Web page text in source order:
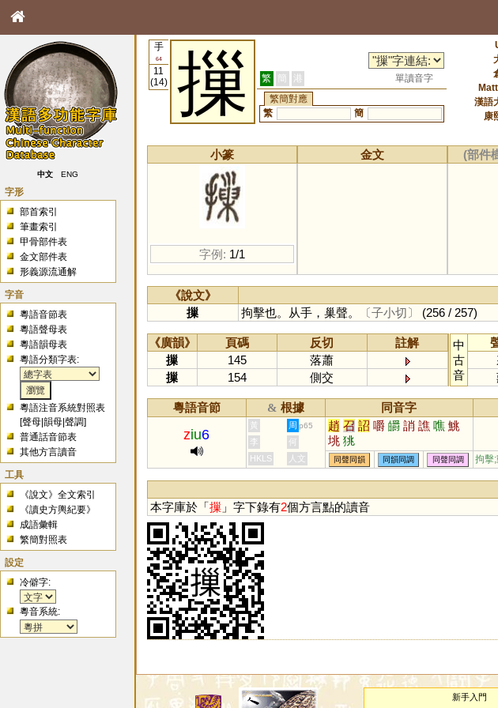
中文 ENG
字形
部首索引
筆畫索引
甲骨部件表
金文部件表
形義源流通解
字音
粵語音節表
粵語聲母表
粵語韻母表
粵語分類字表:
粵語注音系統對照表
[聲母 |韻母 |聲調]
普通話音節表
其他方言讀音
工具
《說文》全文索引
《讀史方輿紀要》
成語彙輯
繁簡對照表
設定
冷僻字:
粵音系統:
手
64
11
(14)
摷 繁 簡 港
單讀音字
繁簡對應
繁
簡
漢語
康
小篆
字例: 1/1
金文 (部件
《說文》
摷
拘擊也。从手，巢聲。 〔子小切〕 (256 / 257)
《廣韻》 頁碼 反切
註解
摷
145
落蕭
摷
154 側交
中
古
音
粵語音節 & 根據 同音字
ziu6
黃 周 p65 趙 召 詔 嚼 皭 誚 譙 噍 鮡
垗 狣
李
何
HKLS
人文 同聲同韻 同韻同調 同聲同調 拘擊
本字庫於「摷」字下錄有2個方言點的讀音
新手入門